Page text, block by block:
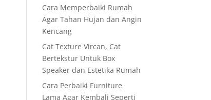
Cara Memperbaiki Rumah
Agar Tahan Hujan dan Angin
Kencang
Cat Texture Vircan, Cat
Bertekstur Untuk Box
Speaker dan Estetika Rumah
Cara Perbaiki Furniture
Lama Agar Kembali Seperti